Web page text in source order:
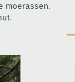
moerassen.